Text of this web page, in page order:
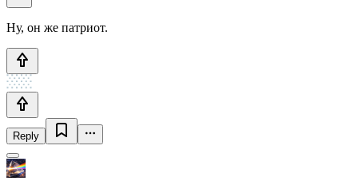
Ну, он же патриот.
Reply